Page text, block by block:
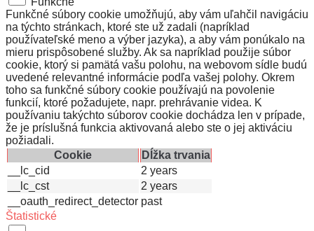
Funkčné súbory cookie umožňujú, aby vám uľahčil navigáciu
na týchto stránkach, ktoré ste už zadali (napríklad
používateľské meno a výber jazyka), a aby vám ponúkalo na
mieru prispôsobené služby. Ak sa napríklad použije súbor
cookie, ktorý si pamätá vašu polohu, na webovom sídle budú
uvedené relevantné informácie podľa vašej polohy. Okrem
toho sa funkčné súbory cookie používajú na povolenie
funkcií, ktoré požadujete, napr. prehrávanie videa. K
používaniu takýchto súborov cookie dochádza len v prípade,
že je príslušná funkcia aktivovaná alebo ste o jej aktiváciu
požiadali.
Cookie
Dĺžka trvania
__lc_cid
2 years
__lc_cst
2 years
__oauth_redirect_detector past
Štatistické